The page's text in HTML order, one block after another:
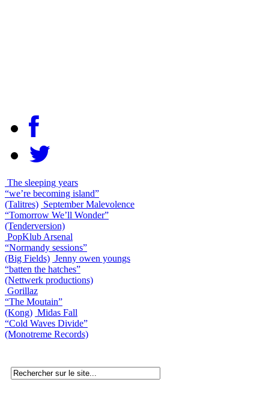
The sleeping years
“we’re becoming island”
(Talitres) September Malevolence
“Tomorrow We’ll Wonder”
(Tenderversion)
PopKlub Arsenal
“Normandy sessions”
(Big Fields) Jenny owen youngs
“batten the hatches”
(Nettwerk productions)
Gorillaz
“The Moutain”
(Kong) Midas Fall
“Cold Waves Divide”
(Monotreme Records)